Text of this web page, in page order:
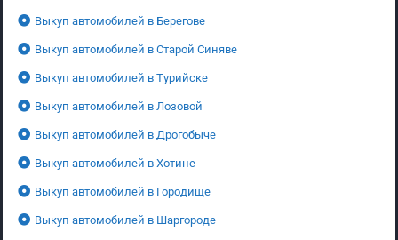
Выкуп автомобилей в Берегове
Выкуп автомобилей в Старой Синяве
Выкуп автомобилей в Турийске
Выкуп автомобилей в Лозовой
Выкуп автомобилей в Дрогобыче
Выкуп автомобилей в Хотине
Выкуп автомобилей в Городище
Выкуп автомобилей в Шаргороде